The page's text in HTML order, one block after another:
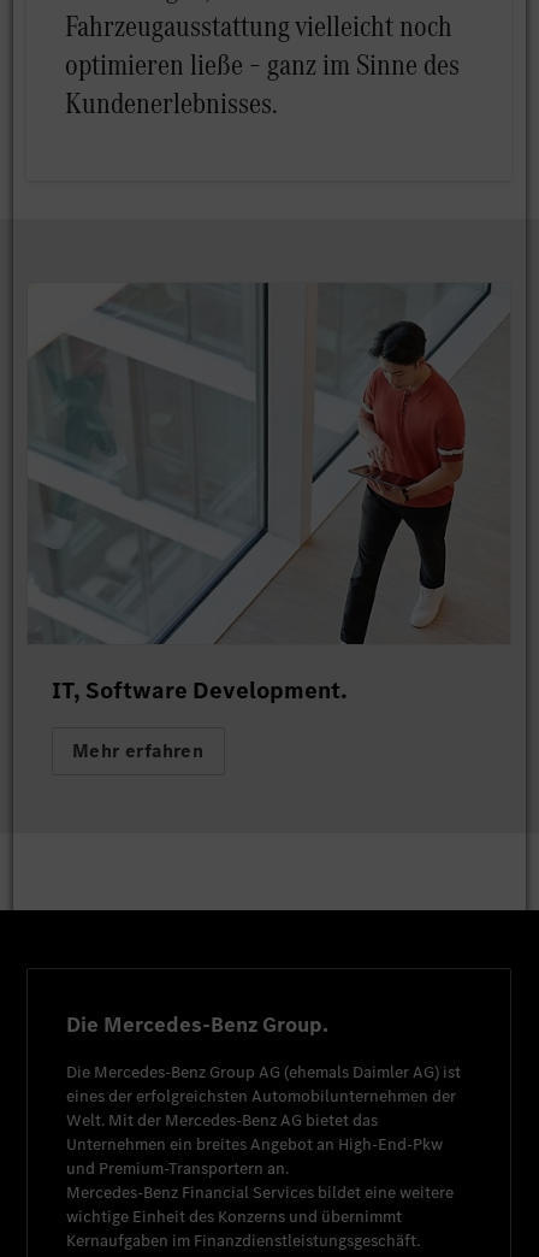
Fahrzeugausstattung vielleicht noch
optimieren ließe – ganz im Sinne des
Kundenerlebnisses.
IT, Software Development.
Mehr erfahren
Die Mercedes-Benz Group.
Die Mercedes-Benz Group AG (ehemals Daimler AG) ist
eines der erfolgreichsten Automobilunternehmen der
Welt. Mit der Mercedes-Benz AG bietet das
Unternehmen ein breites Angebot an High-End-Pkw
und Premium-Transportern an.
Mercedes-Benz Financial Services bildet eine weitere
wichtige Einheit des Konzerns und übernimmt
Kernaufgaben im Finanzdienstleistungsgeschäft.